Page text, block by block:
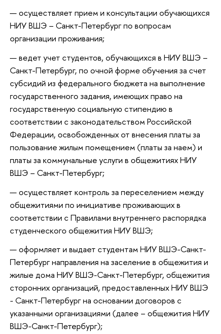
осуществляет прием и консультации обучающихся
НИУ ВШЭ – Санкт-Петербург по вопросам
организации проживания;
ведет учет студентов, обучающихся в НИУ ВШЭ –
Санкт-Петербург, по очной форме обучения за счет
субсидий из федерального бюджета на выполнение
государственного задания, имеющих право на
государственную социальную стипендию в
соответствии с законодательством Российской
Федерации, освобожденных от внесения платы за
пользование жилым помещением (платы за наем) и
платы за коммунальные услуги в общежитиях НИУ
ВШЭ – Санкт-Петербург;
осуществляет контроль за переселением между
общежитиями по инициативе проживающих в
соответствии с Правилами внутреннего распорядка
студенческого общежития НИУ ВШЭ;
оформляет и выдает студентам НИУ ВШЭ-Санкт-
Петербург направления на заселение в общежития и
жилые дома НИУ ВШЭ-Санкт-Петербург, общежития
сторонних организаций, предоставленных НИУ ВШЭ
- Санкт-Петербург на основании договоров с
указанными организациями (далее – общежития НИУ
ВШЭ-Санкт-Петербург);